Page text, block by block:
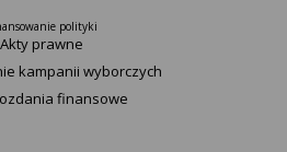
polityki
Akty prawne
kampanii wyborczych
finansowe